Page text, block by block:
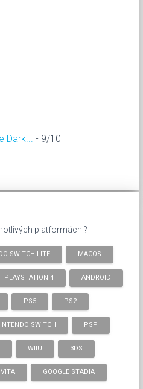
- 9/10
platformách ?
SWITCH LITE MACOS
PLAYSTATION 4 ANDROID
PS5 PS2
SWITCH PSP
WIIU 3DS
GOOGLE STADIA